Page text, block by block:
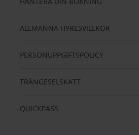
ALLMÄNNA HYRESVILLKOR
PERSONUPPGIFTSPOLICY
TRÄNGESELSKATT
QUICKPASS